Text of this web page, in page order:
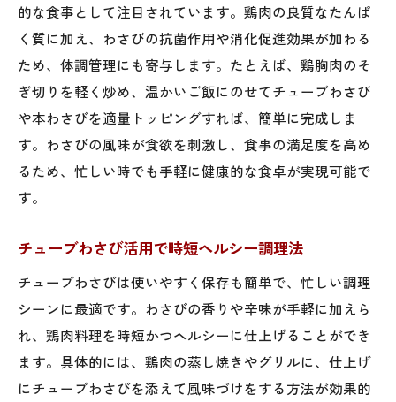
的な食事として注目されています。鶏肉の良質なたんぱ
く質に加え、わさびの抗菌作用や消化促進効果が加わる
ため、体調管理にも寄与します。たとえば、鶏胸肉のそ
ぎ切りを軽く炒め、温かいご飯にのせてチューブわさび
や本わさびを適量トッピングすれば、簡単に完成しま
す。わさびの風味が食欲を刺激し、食事の満足度を高め
るため、忙しい時でも手軽に健康的な食卓が実現可能で
す。
チューブわさび活用で時短ヘルシー調理法
チューブわさびは使いやすく保存も簡単で、忙しい調理
シーンに最適です。わさびの香りや辛味が手軽に加えら
れ、鶏肉料理を時短かつヘルシーに仕上げることができ
ます。具体的には、鶏肉の蒸し焼きやグリルに、仕上げ
にチューブわさびを添えて風味づけをする方法が効果的